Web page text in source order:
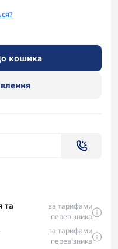
кошика
та
за тарифами
перевізника
за тарифами
перевізника